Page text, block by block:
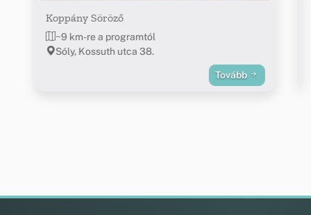
Koppány Söröző
~9 km-re a programtól
Sóly, Kossuth utca 38.
Tovább